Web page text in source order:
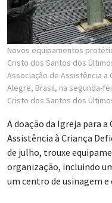
Novos equipamentos
Cristo dos Santos dos
Associação de Assistência a
Alegre, Brasil, na segunda-
Cristo dos Santos dos
A doação da Igreja para
Assistência à Criança
de julho, trouxe
organização, incluindo
um centro de usinagem